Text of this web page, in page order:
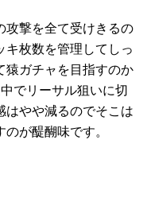
攻撃を全て受けきるの
キ枚数を管理してしっ
猿ガチャを目指すのか
でリーサル狙いに切
はやや減るのでそこは
が醍醐味です。